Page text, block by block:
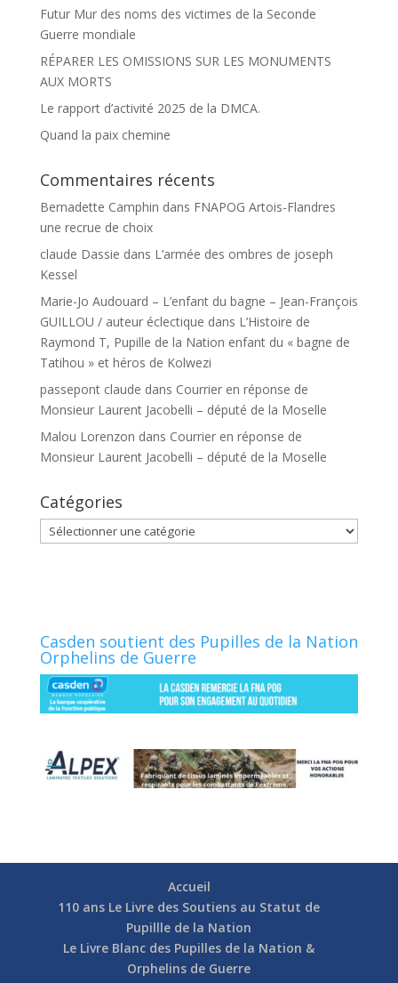
Futur Mur des noms des victimes de la Seconde
Guerre mondiale
RÉPARER LES OMISSIONS SUR LES MONUMENTS
AUX MORTS
Le rapport d’activité 2025 de la DMCA.
Quand la paix chemine
Commentaires récents
Bernadette Camphin dans FNAPOG Artois-Flandres
une recrue de choix
claude Dassie dans L’armée des ombres de joseph
Kessel
Marie-Jo Audouard – L’enfant du bagne – Jean-François
GUILLOU / auteur éclectique dans L’Histoire de
Raymond T, Pupille de la Nation enfant du « bagne de
Tatihou » et héros de Kolwezi
passepont claude dans Courrier en réponse de
Monsieur Laurent Jacobelli – député de la Moselle
Malou Lorenzon dans Courrier en réponse de
Monsieur Laurent Jacobelli – député de la Moselle
Catégories
Catégories
Casden soutient des Pupilles de la Nation
Orphelins de Guerre
Accueil
110 ans Le Livre des Soutiens au Statut de
Pupillle de la Nation
Le Livre Blanc des Pupilles de la Nation &
Orphelins de Guerre